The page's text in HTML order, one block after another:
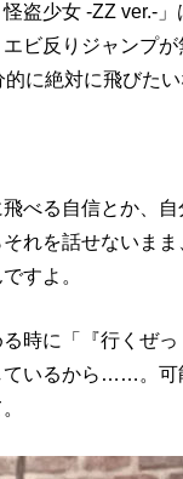
盗少女 -ZZ ver.-
エビ反りジャンプ
に絶対に飛びた
べる自信とか、
れを話せないま
すよ。
時に「『行くぜ
いるから……。可